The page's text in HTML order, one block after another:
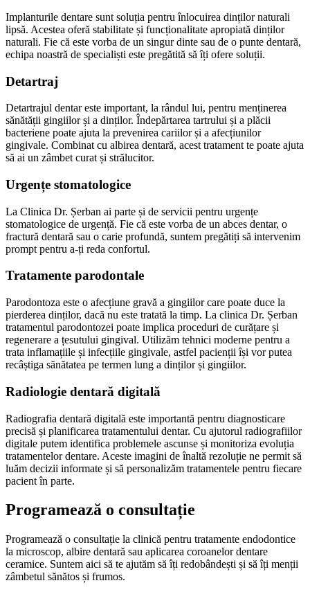
Implanturile dentare sunt soluția pentru înlocuirea dinților naturali
lipsă. Acestea oferă stabilitate și funcționalitate apropiată dinților
naturali. Fie că este vorba de un singur dinte sau de o punte dentară,
echipa noastră de specialiști este pregătită să îți ofere soluții.
Detartraj
Detartrajul dentar este important, la rândul lui, pentru menținerea
sănătății gingiilor și a dinților. Îndepărtarea tartrului și a plăcii
bacteriene poate ajuta la prevenirea cariilor și a afecțiunilor
gingivale. Combinat cu albirea dentară, acest tratament te poate ajuta
să ai un zâmbet curat și strălucitor.
Urgențe stomatologice
La Clinica Dr. Șerban ai parte și de servicii pentru urgențe
stomatologice de urgență. Fie că este vorba de un abces dentar, o
fractură dentară sau o carie profundă, suntem pregătiți să intervenim
prompt pentru a-ți reda confortul.
Tratamente parodontale
Parodontoza este o afecțiune gravă a gingiilor care poate duce la
pierderea dinților, dacă nu este tratată la timp. La clinica Dr. Șerban
tratamentul parodontozei poate implica proceduri de curățare și
regenerare a țesutului gingival. Utilizăm tehnici moderne pentru a
trata inflamațiile și infecțiile gingivale, astfel pacienții își vor putea
recâștiga sănătatea pe termen lung a dinților și gingiilor.
Radiologie dentară digitală
Radiografia dentară digitală este importantă pentru diagnosticare
precisă și planificarea tratamentului dentar. Cu ajutorul radiografiilor
digitale putem identifica problemele ascunse și monitoriza evoluția
tratamentelor dentare. Aceste imagini de înaltă rezoluție ne permit să
luăm decizii informate și să personalizăm tratamentele pentru fiecare
pacient în parte.
Programează o consultație
Programează o consultație la clinică pentru tratamente endodontice
la microscop, albire dentară sau aplicarea coroanelor dentare
ceramice. Suntem aici să te ajutăm să îți redobândești și să îți menții
zâmbetul sănătos și frumos.